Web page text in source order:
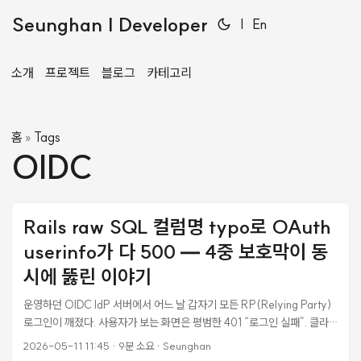
Seunghan | Developer | En
소개 프로젝트 블로그 카테고리
홈 » Tags
OIDC
Rails raw SQL 컬럼명 typo로 OAuth
userinfo가 다 500 — 4중 보호막이 동
시에 뚫린 이야기
운영하던 OIDC IdP 서버에서 어느 날 갑자기 모든 RP(Relying Party)
로그인이 깨졌다. 사용자가 보는 화면은 평범한 401 “로그인 실패”. 클라
이언트 로그를 봐도 그냥 RP Rails 백엔드가 401을 응답했을 뿐이다. 처
2026-05-11 11:45 · 9분 소요· Seunghan